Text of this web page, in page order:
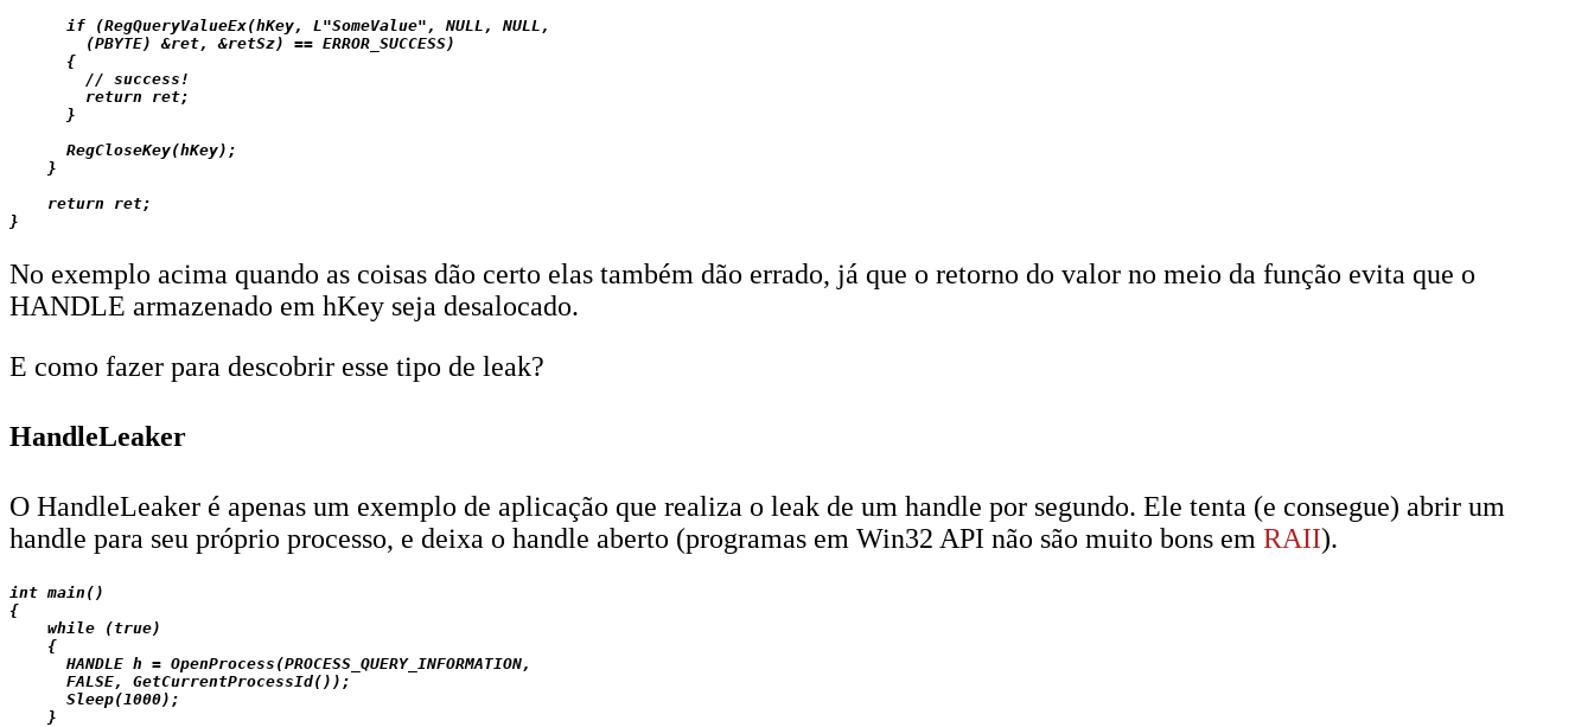
      if (RegQueryValueEx(hKey, L"SomeValue", NULL, NULL,
        (PBYTE) &ret, &retSz) == ERROR_SUCCESS)
      {
        // success!
        return ret;
      }
      RegCloseKey(hKey);
    }
    return ret;
No exemplo acima quando as coisas dão certo elas também dão errado, já que o retorno do valor no meio da função evita que o
HANDLE armazenado em hKey seja desalocado.
E como fazer para descobrir esse tipo de leak?
HandleLeaker
O HandleLeaker é apenas um exemplo de aplicação que realiza o leak de um handle por segundo. Ele tenta (e consegue) abrir um
handle para seu próprio processo, e deixa o handle aberto (programas em Win32 API não são muito bons em RAII).
int main()
{
    while (true)
    {
      HANDLE h = OpenProcess(PROCESS_QUERY_INFORMATION,
      FALSE, GetCurrentProcessId());
      Sleep(1000);
    }